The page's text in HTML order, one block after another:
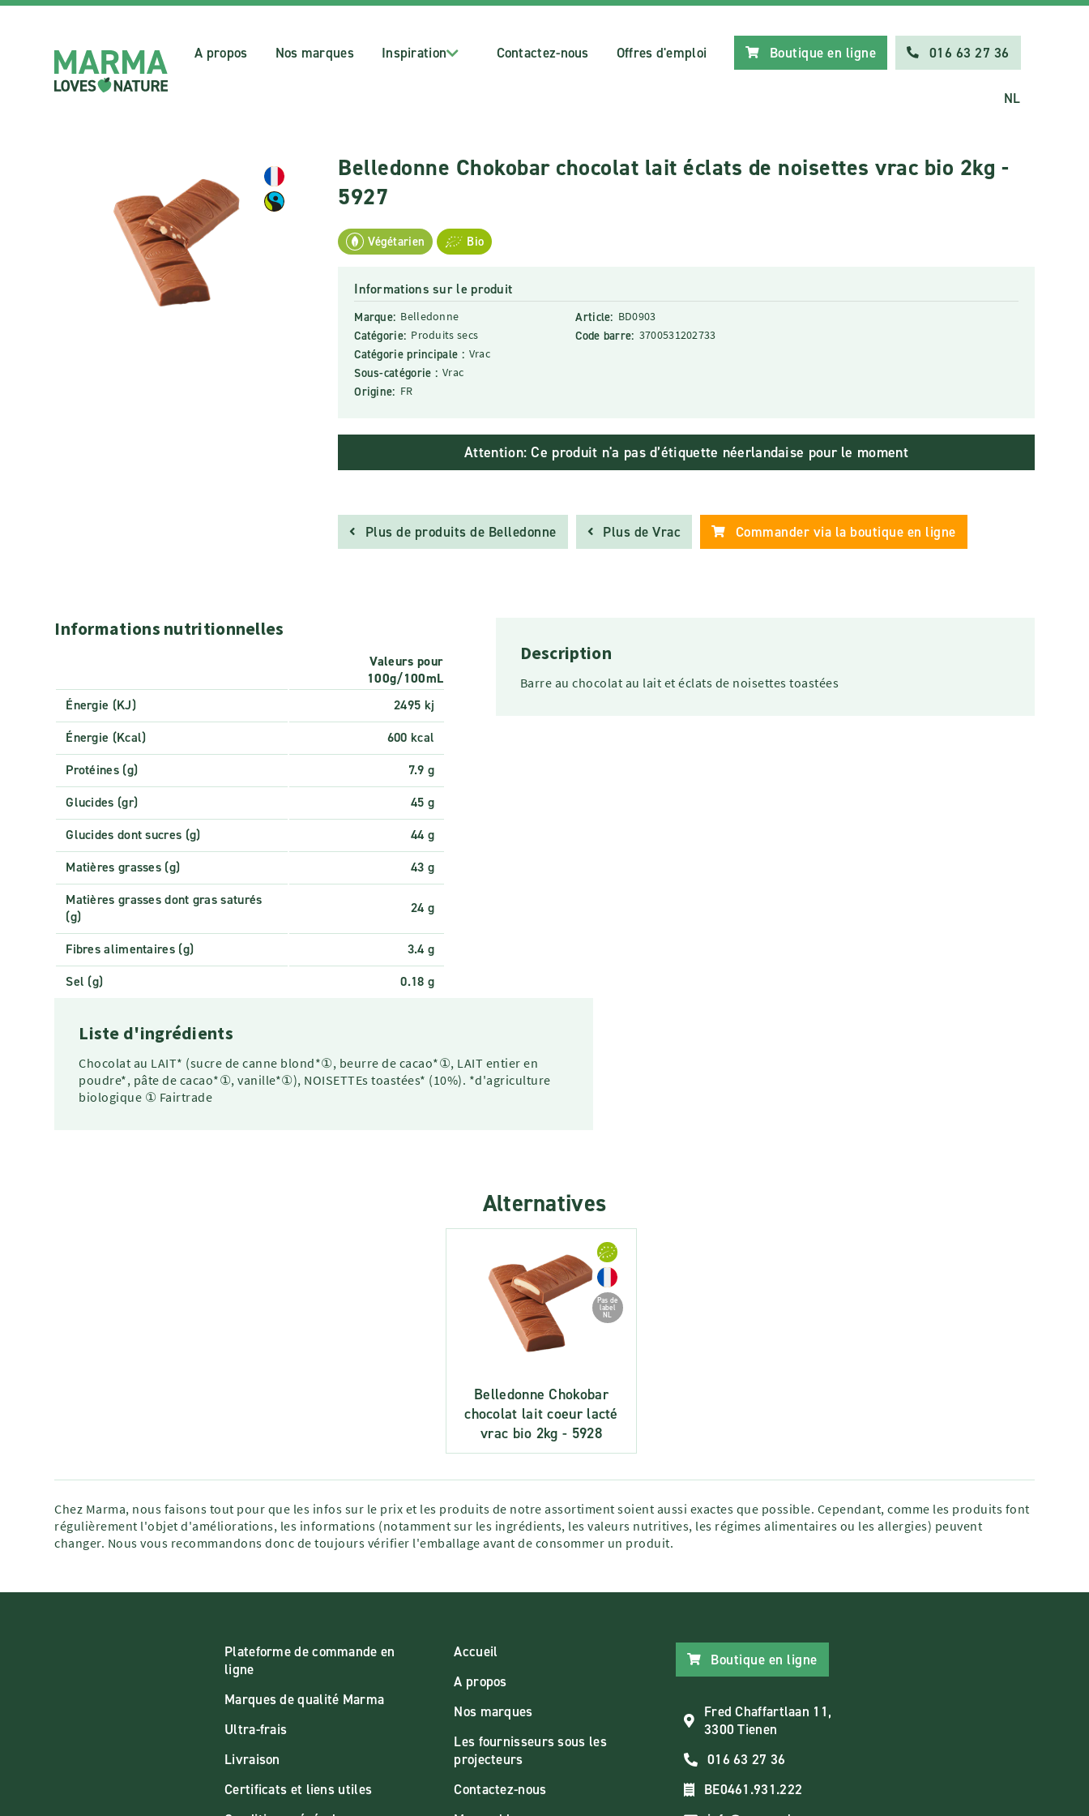
A propos Nos marques Inspiration Contactez-nous Offres d'emploi Boutique en ligne 016 63 27 36
NL
Belledonne Chokobar chocolat lait éclats de noisettes vrac bio 2kg -
5927
Végétarien Bio
Informations sur le produit
Marque: Belledonne
Catégorie: Produits secs
Catégorie principale : Vrac
Sous-catégorie : Vrac
Origine: FR
Article: BD0903
Code barre: 3700531202733
Attention: Ce produit n'a pas d’étiquette néerlandaise pour le moment
Plus de produits de Belledonne Plus de Vrac Commander via la boutique en ligne
Informations nutritionnelles
Valeurs pour
100g/100mL
Énergie (KJ)
2495 kj
Énergie (Kcal)
600 kcal
Protéines (g)
7.9 g
Glucides (gr)
45 g
Glucides dont sucres (g)
44 g
Matières grasses (g)
43 g
Matières grasses dont gras saturés
(g)
24 g
Fibres alimentaires (g)
3.4 g
Sel (g)
0.18 g
Description
Barre au chocolat au lait et éclats de noisettes toastées
Liste d'ingrédients
Chocolat au LAIT* (sucre de canne blond*①, beurre de cacao*①, LAIT entier en
poudre*, pâte de cacao*①, vanille*①), NOISETTEs toastées* (10%). *d'agriculture
biologique ① Fairtrade
Alternatives
Pas de
label
NL
Belledonne Chokobar
chocolat lait coeur lacté
vrac bio 2kg - 5928
Chez Marma, nous faisons tout pour que les infos sur le prix et les produits de notre assortiment soient aussi exactes que possible. Cependant, comme les produits font
régulièrement l'objet d'améliorations, les informations (notamment sur les ingrédients, les valeurs nutritives, les régimes alimentaires ou les allergies) peuvent
changer. Nous vous recommandons donc de toujours vérifier l'emballage avant de consommer un produit.
Plateforme de commande en
ligne
Marques de qualité Marma
Ultra-frais
Livraison
Certificats et liens utiles
Accueil
A propos
Nos marques
Les fournisseurs sous les
projecteurs
Contactez-nous
Boutique en ligne
Fred Chaffartlaan 11,
3300 Tienen
016 63 27 36
BE0461.931.222